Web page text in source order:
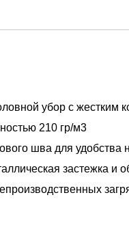
убор с жестким
210 гр/м3
шва для удобства
застежка